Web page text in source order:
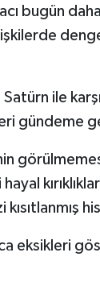
bugün
ilişkilerde
ile
gündeme
eksikleri